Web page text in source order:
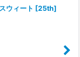
ウィート [25th]